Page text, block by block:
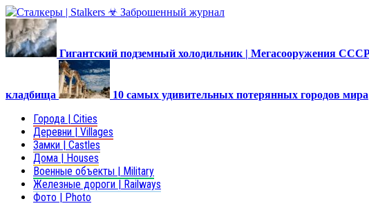
Гигантский подземный холодильник | Мегасооружения
кладбища 10 самых удивительных потерянных городов мира
Города | Cities
Деревни | Villages
Замки | Castles
Дома | Houses
Военные объекты | Military
Железные дороги | Railways
Фото | Photo